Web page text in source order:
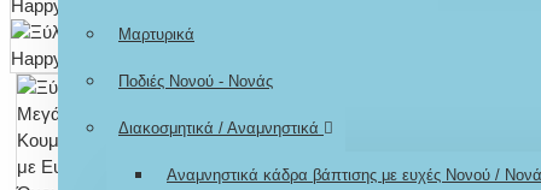
Μαρτυρικά
Ποδιές Νονού - Νονάς
Διακοσμητικά / Αναμνηστικά
Αναμνηστικά κάδρα βάπτισης με ευχές Νονού /